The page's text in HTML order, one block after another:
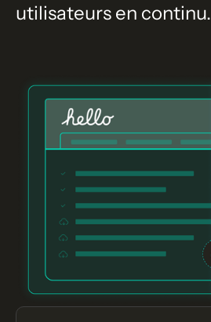
utilisateurs en continu.